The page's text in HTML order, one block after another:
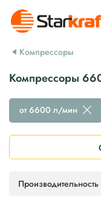
Компрессоры
Компрессоры
Производительность
от 6600 л/мин